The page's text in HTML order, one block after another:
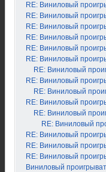
RE: Виниловый
RE: Виниловый
RE: Виниловый
RE: Виниловый
RE: Виниловый
RE: Виниловый
RE: Виниловый
RE: Виниловый
RE: Виниловый
RE: Виниловый
RE: Виниловый
RE: Виниловый
RE: Виниловый
RE: Виниловый
RE: Виниловый
Виниловый